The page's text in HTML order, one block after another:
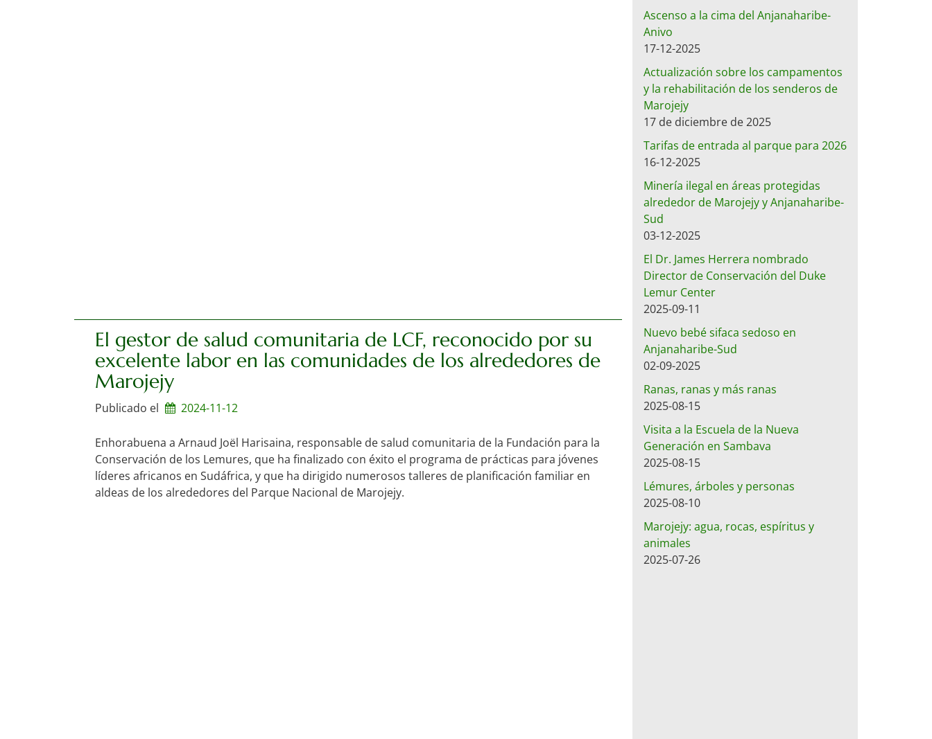
El gestor de salud comunitaria de LCF, reconocido por su
excelente labor en las comunidades de los alrededores de
Marojejy
Publicado el 2024-11-12
Enhorabuena a Arnaud Joël Harisaina, responsable de salud comunitaria de la Fundación para la
Conservación de los Lemures, que ha finalizado con éxito el programa de prácticas para jóvenes
líderes africanos en Sudáfrica, y que ha dirigido numerosos talleres de planificación familiar en
aldeas de los alrededores del Parque Nacional de Marojejy.
Ascenso a la cima del Anjanaharibe-
Anivo
17-12-2025
Actualización sobre los campamentos
y la rehabilitación de los senderos de
Marojejy
17 de diciembre de 2025
Tarifas de entrada al parque para 2026
16-12-2025
Minería ilegal en áreas protegidas
alrededor de Marojejy y Anjanaharibe-
Sud
03-12-2025
El Dr. James Herrera nombrado
Director de Conservación del Duke
Lemur Center
2025-09-11
Nuevo bebé sifaca sedoso en
Anjanaharibe-Sud
02-09-2025
Ranas, ranas y más ranas
2025-08-15
Visita a la Escuela de la Nueva
Generación en Sambava
2025-08-15
Lémures, árboles y personas
2025-08-10
Marojejy: agua, rocas, espíritus y
animales
2025-07-26